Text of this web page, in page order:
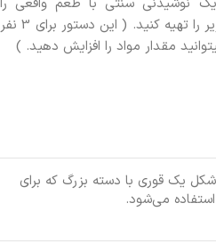
احساس کنید، نیاز دارید تا مواد زیر را تهیه کنید. ( این دستور برای 3 نفر
مقدار مواد را افزایش دهید. )
یک قوری با دسته بزرگ که برای
می‌شود.